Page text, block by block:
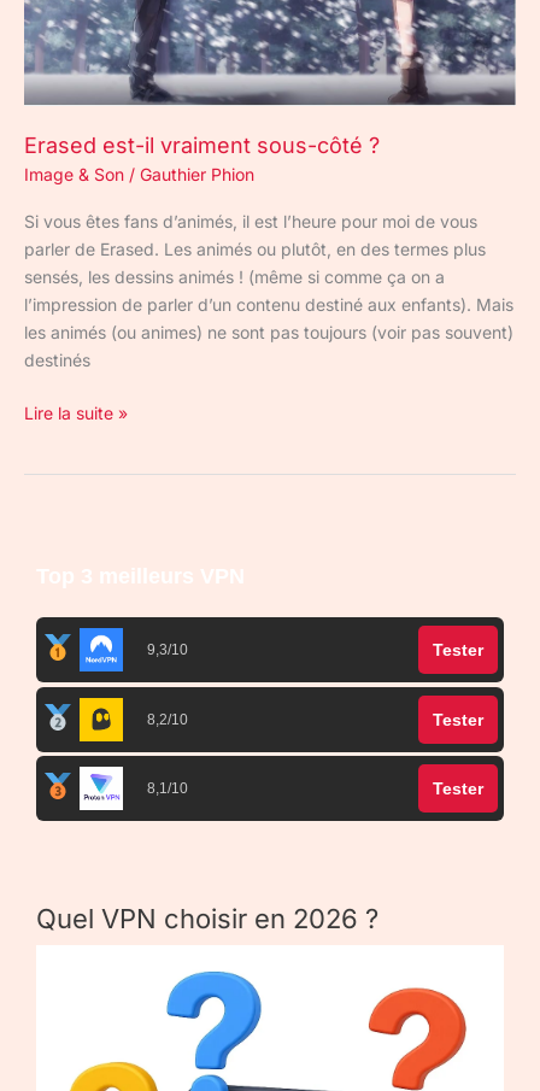
Erased est-il vraiment sous-côté ?
Image & Son / Gauthier Phion
Si vous êtes fans d’animés, il est l’heure pour moi de vous
parler de Erased. Les animés ou plutôt, en des termes plus
sensés, les dessins animés ! (même si comme ça on a
l’impression de parler d’un contenu destiné aux enfants). Mais
les animés (ou animes) ne sont pas toujours (voir pas souvent)
destinés
Lire la suite »
Top 3 meilleurs VPN
9,3/10 Tester
8,2/10 Tester
8,1/10 Tester
Quel VPN choisir en 2026 ?